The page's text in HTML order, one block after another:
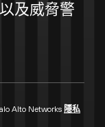
及威脅警
Alto Networks 隱私